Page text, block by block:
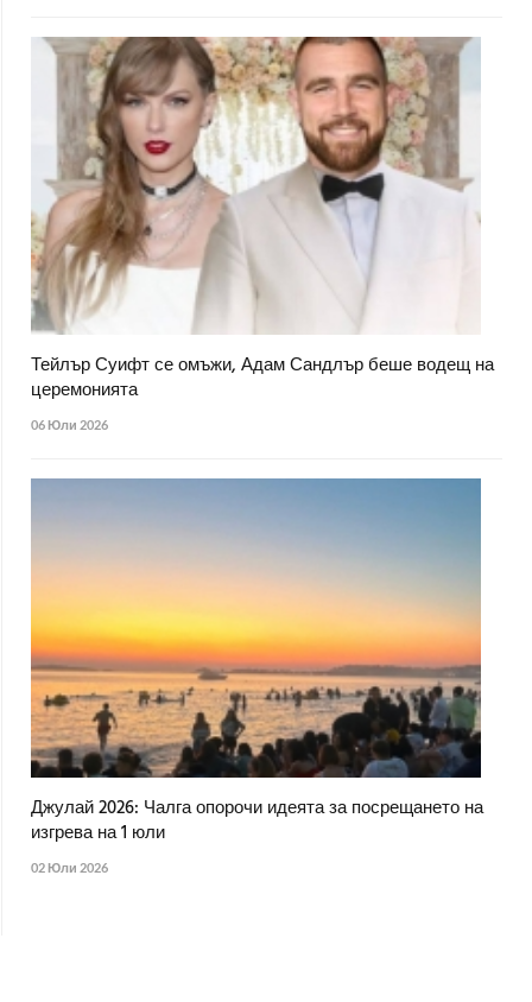
Тейлър Суифт се омъжи, Адам Сандлър беше водещ на
церемонията
06 Юли 2026
Джулай 2026: Чалга опорочи идеята за посрещането на
изгрева на 1 юли
02 Юли 2026